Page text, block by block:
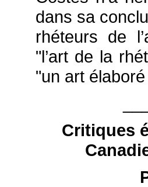
dans sa
rhéteurs de
"l’art de la
"un art
Critiques